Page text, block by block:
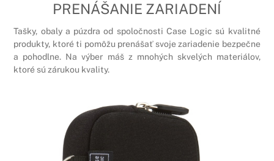
PRENÁŠANIE ZARIADENÍ
Tašky, obaly a púzdra od spoločnosti Case Logic sú kvalitné
produkty, ktoré ti pomôžu prenášať svoje zariadenie bezpečne
a pohodlne. Na výber máš z mnohých skvelých materiálov,
ktoré sú zárukou kvality.